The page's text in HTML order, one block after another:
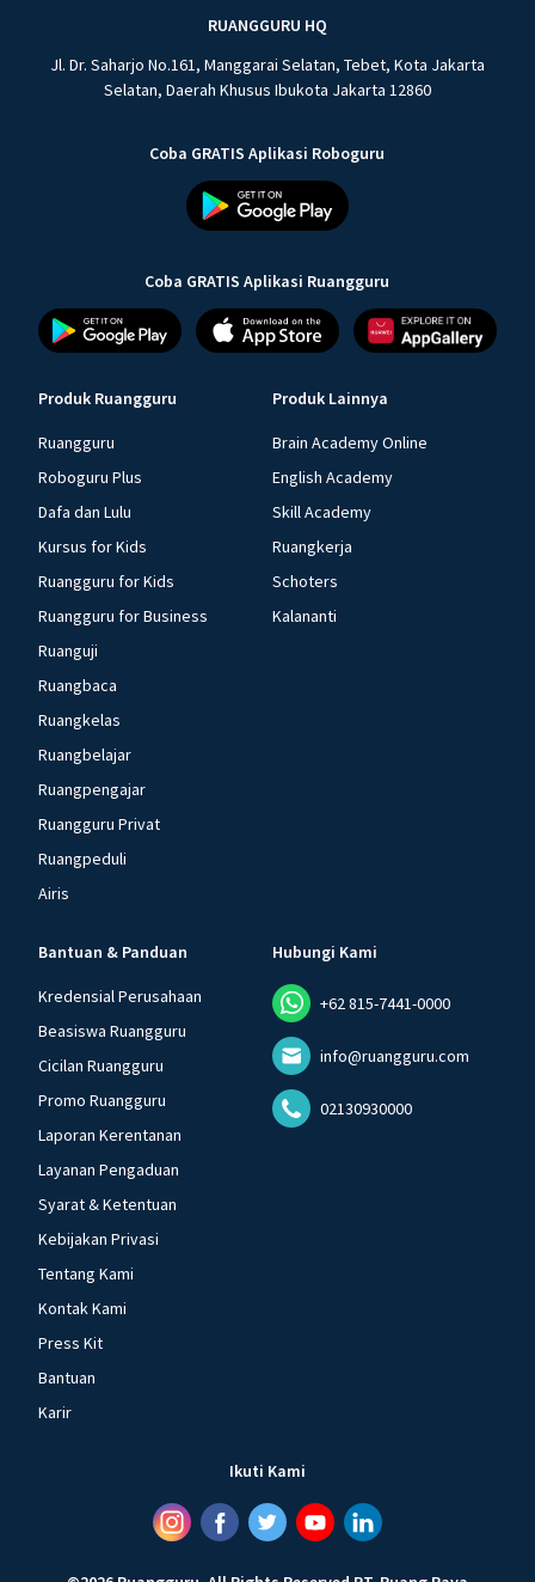
RUANGGURU HQ
Jl. Dr. Saharjo No.161, Manggarai Selatan, Tebet, Kota Jakarta
Selatan, Daerah Khusus Ibukota Jakarta 12860
Coba GRATIS Aplikasi Roboguru
Coba GRATIS Aplikasi Ruangguru
Produk Ruangguru
Ruangguru
Roboguru Plus
Dafa dan Lulu
Kursus for Kids
Ruangguru for Kids
Ruangguru for Business
Ruanguji
Ruangbaca
Ruangkelas
Ruangbelajar
Ruangpengajar
Ruangguru Privat
Ruangpeduli
Airis
Produk Lainnya
Brain Academy Online
English Academy
Skill Academy
Ruangkerja
Schoters
Kalananti
Bantuan & Panduan
Kredensial Perusahaan
Beasiswa Ruangguru
Cicilan Ruangguru
Promo Ruangguru
Laporan Kerentanan
Layanan Pengaduan
Syarat & Ketentuan
Kebijakan Privasi
Tentang Kami
Kontak Kami
Press Kit
Bantuan
Karir
Hubungi Kami
+62 815-7441-0000
info@ruangguru.com
02130930000
Ikuti Kami